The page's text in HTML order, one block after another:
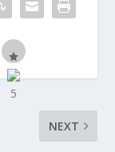
NEXT